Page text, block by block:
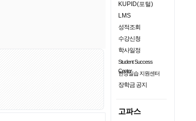
KUPID(포털)
LMS
성적조회
수강신청
학사일정
Student Success
Center
현장실습 지원센터
장학금 공지
고파스